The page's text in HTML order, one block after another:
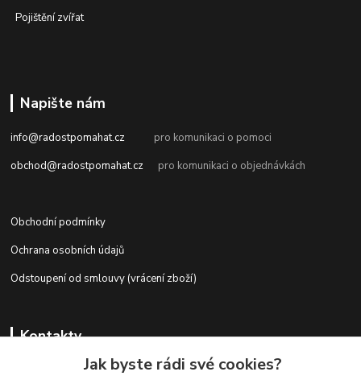
Pojištění zvířat
Napište nám
info@radostpomahat.cz pro komunikaci o pomoci
obchod@radostpomahat.cz pro komunikaci o objednávkách
Obchodní podmínky
Ochrana osobních údajů
Odstoupení od smlouvy (vrácení zboží)
Kontakty
Jak byste rádi své cookies?